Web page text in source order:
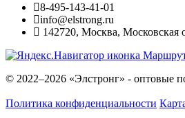
8-495-143-41-01
info@elstrong.ru
142720, Москва, Московская
© 2022–2026 «Элстронг» - оптовые
Политика конфиденциальности